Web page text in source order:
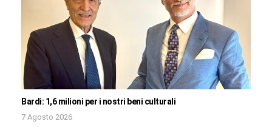
Bardi: 1,6 milioni per i nostri beni culturali
7 Agosto 2026